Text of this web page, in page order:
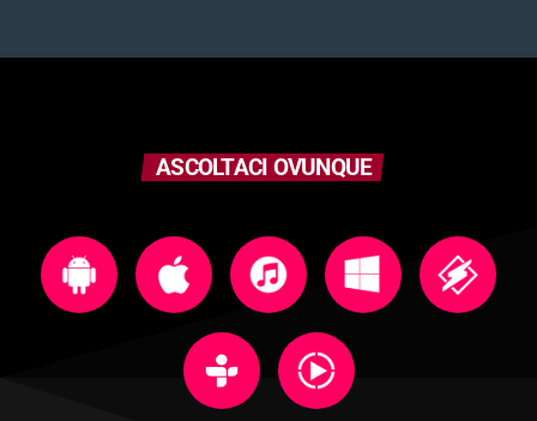
ASCOLTACI OVUNQUE